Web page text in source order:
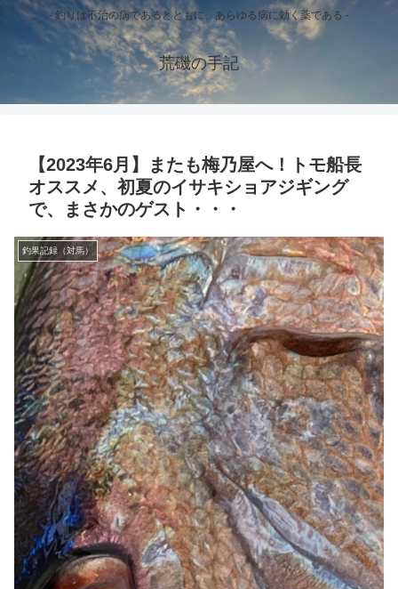
- 釣りは不治の病であるとともに、あらゆる病に効く薬である -
荒磯の手記
【2023年6月】またも梅乃屋へ！トモ船長
オススメ、初夏のイサキショアジギング
で、まさかのゲスト・・・
釣果記録（対馬）